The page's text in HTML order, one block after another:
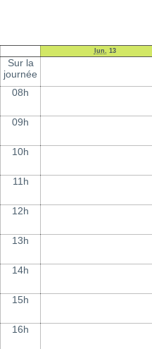
lun. 13
Sur la
journée
08h
09h
10h
11h
12h
13h
14h
15h
16h